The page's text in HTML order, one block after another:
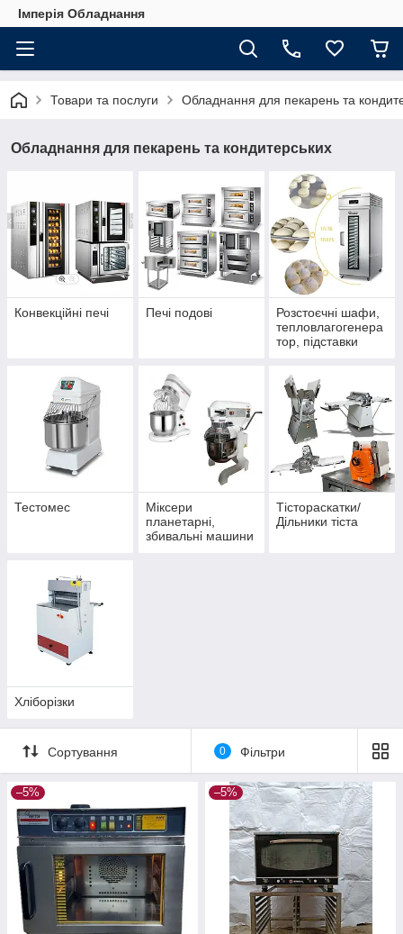
Імперія Обладнання
Товари та послуги Обладнання для пекарень та
Обладнання для пекарень та кондитерських
Конвекційні печі Печі подові
Розстоєчні шафи,
тепловлагогенера
тор, підставки
Тестомес
Міксери
планетарні,
збивальні машини
Тістораскатки/
Дільники тіста
Хліборізки
Сортування 0 Фільтри
–5% –5%